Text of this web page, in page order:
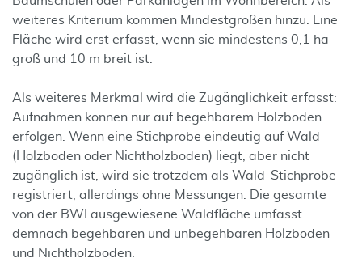
weiteres Kriterium kommen Mindestgrößen hinzu: Eine
Fläche wird erst erfasst, wenn sie mindestens 0,1 ha
groß und 10 m breit ist.
Als weiteres Merkmal wird die Zugänglichkeit erfasst:
Aufnahmen können nur auf begehbarem Holzboden
erfolgen. Wenn eine Stichprobe eindeutig auf Wald
(Holzboden oder Nichtholzboden) liegt, aber nicht
zugänglich ist, wird sie trotzdem als Wald-Stichprobe
registriert, allerdings ohne Messungen. Die gesamte
von der BWI ausgewiesene Waldfläche umfasst
demnach begehbaren und unbegehbaren Holzboden
und Nichtholzboden.